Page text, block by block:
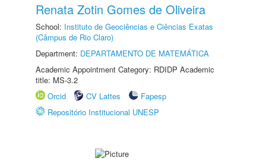
Renata Zotin Gomes de Oliveira
School: Instituto de Geociências e Ciências Exatas
(Câmpus de Rio Claro)
Department: DEPARTAMENTO DE MATEMÁTICA
Academic Appointment Category: RDIDP Academic
title: MS-3.2
Orcid
CV Lattes
Fapesp
Repositório Institucional UNESP